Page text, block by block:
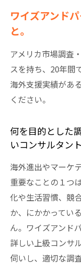
ワイズアンド
と。
アメリカ市場調査
スを持ち、20年間
海外支援実績があ
ください。
何を目的とした
いコンサルタン
海外進出やマーケ
重要なことの１つ
化や生活習慣、競
か、にかかってい
ん。ワイズアンド
詳しい上級コンサ
伺いし、適切な調